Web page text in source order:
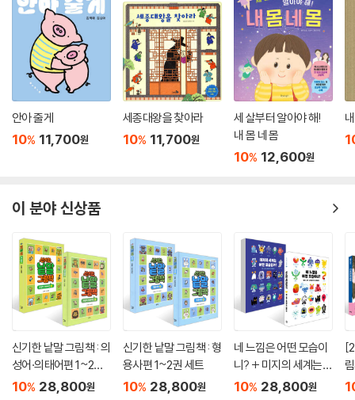
안아 줄게
10% 11,700원
세종대왕을 찾아라
10% 11,700원
세 살부터 알아야 해!
내 몸 네 몸
10% 12,600원
이 분야 신상품
신기한 낱말 그림책 : 의
성어·의태어편 1~2권
세트
10% 28,800원
신기한 낱말 그림책 : 형
용사편 1~2권 세트
10% 28,800원
네 느낌은 어떤 모습이
니? + 미지의 세계는
어떤 모습일까? 세트
10% 28,800원